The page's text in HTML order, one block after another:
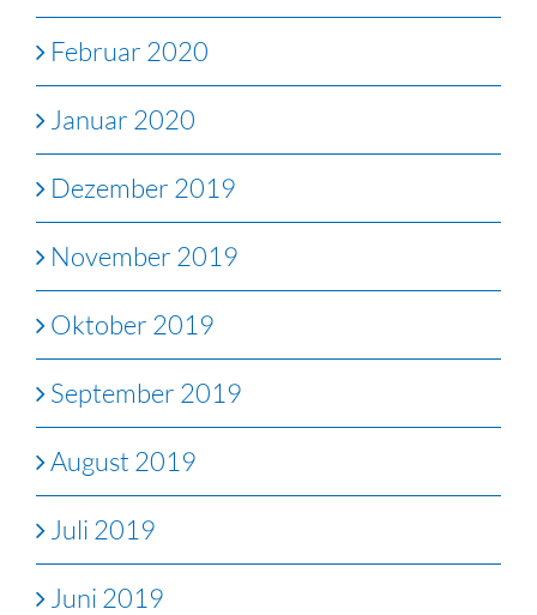
Februar 2020
Januar 2020
Dezember 2019
November 2019
Oktober 2019
September 2019
August 2019
Juli 2019
Juni 2019